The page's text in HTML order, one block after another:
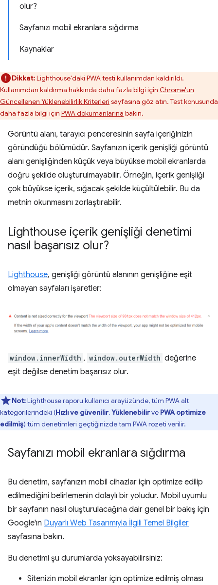
olur?
Sayfanızı mobil ekranlara sığdırma
Kaynaklar
Dikkat:Lighthouse'daki PWA testi kullanımdan kaldırıldı.
Kullanımdan kaldırma hakkında daha fazla bilgi için Chrome'un
Güncellenen Yüklenebilirlik Kriterleri sayfasına göz atın. Test konusunda
daha fazla bilgi için PWA dokümanlarına bakın.
Görüntü alanı, tarayıcı penceresinin sayfa içeriğinizin
göründüğü bölümüdür. Sayfanızın içerik genişliği görüntü
alanı genişliğinden küçük veya büyükse mobil ekranlarda
doğru şekilde oluşturulmayabilir. Örneğin, içerik genişliği
çok büyükse içerik, sığacak şekilde küçültülebilir. Bu da
metnin okunmasını zorlaştırabilir.
Lighthouse içerik genişliği denetimi
nasıl başarısız olur?
Lighthouse, genişliği görüntü alanının genişliğine eşit
olmayan sayfaları işaretler:
window.innerWidth , window.outerWidth değerine
eşit değilse denetim başarısız olur.
Not:Lighthouse raporu kullanıcı arayüzünde, tüm PWA alt
kategorilerindeki (Hızlı ve güvenilir,Yüklenebilirve PWA optimize
edilmiş) tüm denetimleri geçtiğinizde tam PWA rozeti verilir.
Sayfanızı mobil ekranlara sığdırma
Bu denetim, sayfanızın mobil cihazlar için optimize edilip
edilmediğini belirlemenin dolaylı bir yoludur. Mobil uyumlu
bir sayfanın nasıl oluşturulacağına dair genel bir bakış için
Google'ın Duyarlı Web Tasarımıyla İlgili Temel Bilgiler
sayfasına bakın.
Bu denetimi şu durumlarda yoksayabilirsiniz:
Sitenizin mobil ekranlar için optimize edilmiş olması